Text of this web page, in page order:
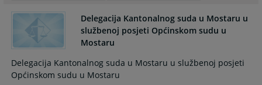
forward
interact
the
calendar
forward
to
interact
the
calendar
Delegacija Kantonalnog suda u Mostaru u
službenoj posjeti Općinskom sudu u
Mostaru
Delegacija Kantonalnog suda u Mostaru u službenoj posjeti
Općinskom sudu u Mostaru